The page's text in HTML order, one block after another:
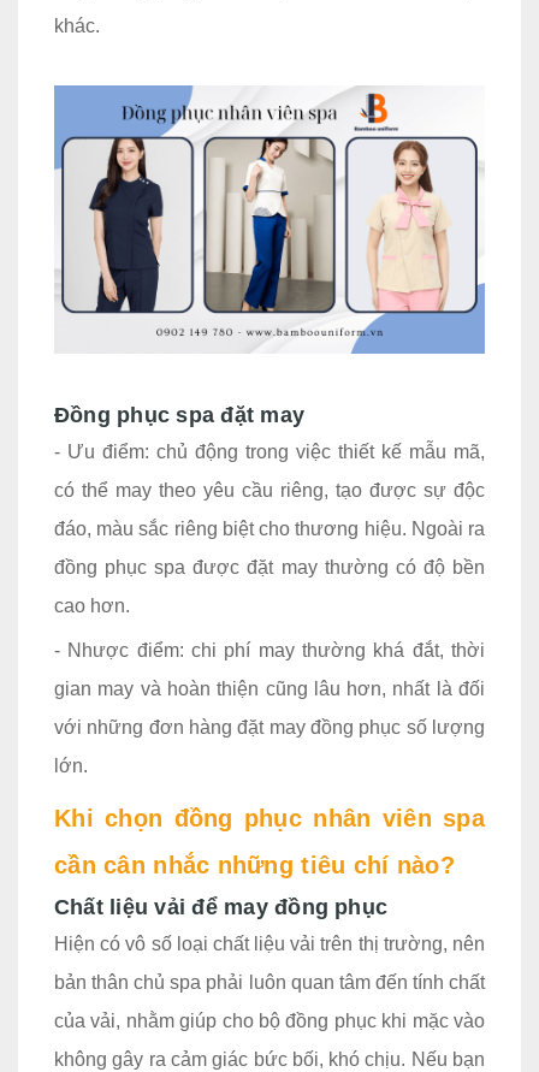
khác.
Đồng phục spa đặt may
- Ưu điểm: chủ động trong việc thiết kế mẫu mã,
có thể may theo yêu cầu riêng, tạo được sự độc
đáo, màu sắc riêng biệt cho thương hiệu. Ngoài ra
đồng phục spa được đặt may thường có độ bền
cao hơn.
- Nhược điểm: chi phí may thường khá đắt, thời
gian may và hoàn thiện cũng lâu hơn, nhất là đối
với những đơn hàng đặt may đồng phục số lượng
lớn.
Khi chọn đồng phục nhân viên spa
cần cân nhắc những tiêu chí nào?
Chất liệu vải để may đồng phục
Hiện có vô số loại chất liệu vải trên thị trường, nên
bản thân chủ spa phải luôn quan tâm đến tính chất
của vải, nhằm giúp cho bộ đồng phục khi mặc vào
không gây ra cảm giác bức bối, khó chịu. Nếu bạn